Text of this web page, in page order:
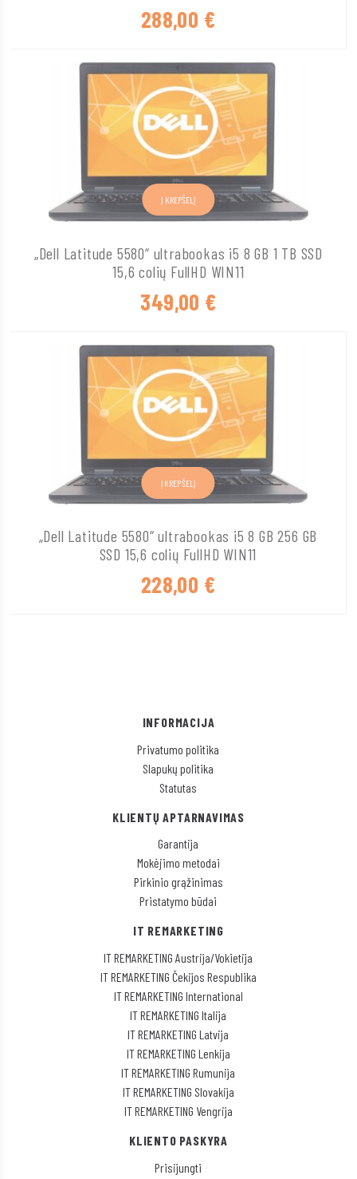
288,00 €
„Dell Latitude 5580“ ultrabookas i5 8 GB 1 TB SSD
15,6 colių FullHD WIN11
349,00 €
Į KREPŠELĮ
„Dell Latitude 5580“ ultrabookas i5 8 GB 256 GB
SSD 15,6 colių FullHD WIN11
228,00 €
Į KREPŠELĮ
INFORMACIJA
Privatumo politika
Slapukų politika
Statutas
KLIENTŲ APTARNAVIMAS
Garantija
Mokėjimo metodai
Pirkinio grąžinimas
Pristatymo būdai
IT REMARKETING
IT REMARKETING Austrija/Vokietija
IT REMARKETING Čekijos Respublika
IT REMARKETING International
IT REMARKETING Italija
IT REMARKETING Latvija
IT REMARKETING Lenkija
IT REMARKETING Rumunija
IT REMARKETING Slovakija
IT REMARKETING Vengrija
KLIENTO PASKYRA
Prisijungti